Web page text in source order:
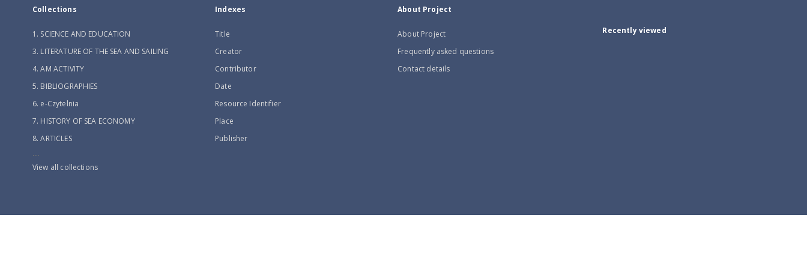
Collections
1. SCIENCE AND EDUCATION
3. LITERATURE OF THE SEA AND SAILING
4. AM ACTIVITY
5. BIBLIOGRAPHIES
6. e-Czytelnia
7. HISTORY OF SEA ECONOMY
8. ARTICLES
...
View all collections
Indexes
Title
Creator
Contributor
Date
Resource Identifier
Place
Publisher
About Project
About Project
Frequently asked questions
Contact details
Recently viewed